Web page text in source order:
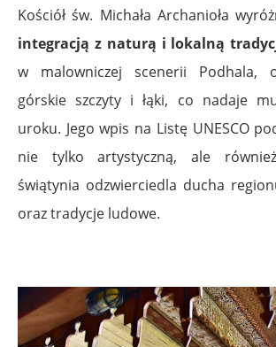
Kościół św. Michała Archanioła
integracją z naturą i lokalną
w malowniczej scenerii Podhala,
górskie szczyty i łąki, co nadaje
uroku. Jego wpis na Listę UNESCO
nie tylko artystyczną, ale
świątynia odzwierciedla ducha
oraz tradycje ludowe.